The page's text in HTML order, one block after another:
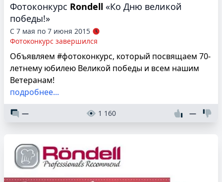
Фотоконкурс Rondell «Ко Дню великой
победы!»
С 7 мая по 7 июня 2015
Фотоконкурс завершился
Объявляем #фотоконкурс, который посвящаем 70-
летнему юбилею Великой победы и всем нашим
Ветеранам!
подробнее...
— 1 160 —